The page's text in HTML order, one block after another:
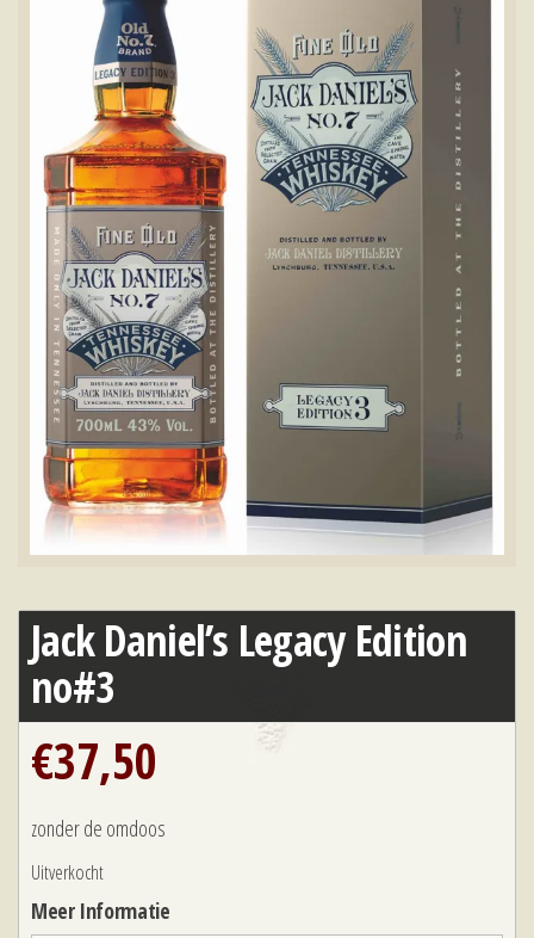
Jack Daniel’s Legacy Edition
no#3
€37,50
zonder de omdoos
Uitverkocht
Meer Informatie